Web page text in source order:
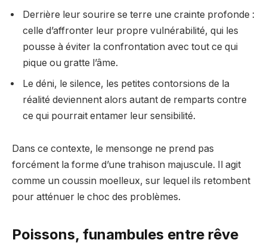
Derrière leur sourire se terre une crainte profonde :
celle d’affronter leur propre vulnérabilité, qui les
pousse à éviter la confrontation avec tout ce qui
pique ou gratte l’âme.
Le déni, le silence, les petites contorsions de la
réalité deviennent alors autant de remparts contre
ce qui pourrait entamer leur sensibilité.
Dans ce contexte, le mensonge ne prend pas
forcément la forme d’une trahison majuscule. Il agit
comme un coussin moelleux, sur lequel ils retombent
pour atténuer le choc des problèmes.
Poissons, funambules entre rêve